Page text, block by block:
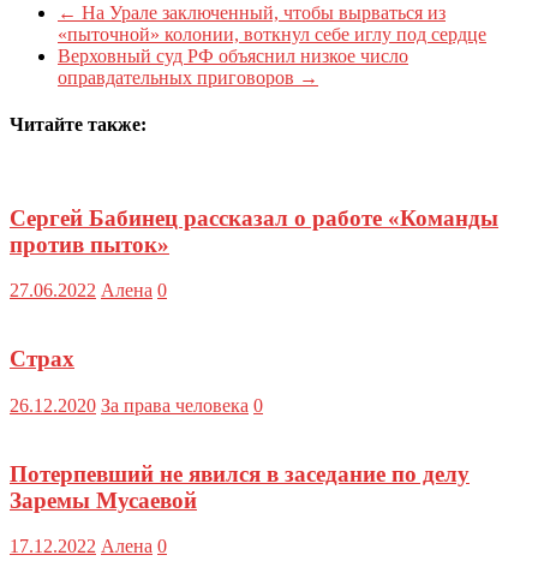
← На Урале заключенный, чтобы вырваться из
«пыточной» колонии, воткнул себе иглу под сердце
Верховный суд РФ объяснил низкое число
оправдательных приговоров →
Читайте также:
Сергей Бабинец рассказал о работе «Команды
против пыток»
27.06.2022 Алена 0
Страх
26.12.2020 За права человека 0
Потерпевший не явился в заседание по делу
Заремы Мусаевой
17.12.2022 Алена 0